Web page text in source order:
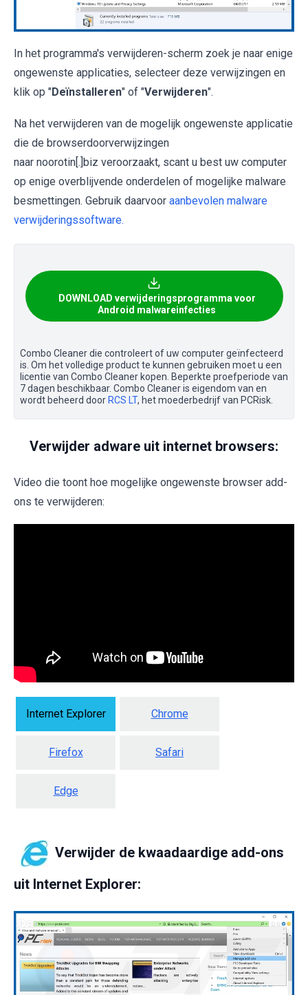
In het programma's verwijderen-scherm zoek je naar enige
ongewenste applicaties, selecteer deze verwijzingen en
klik op "Deïnstalleren" of "Verwijderen".
Na het verwijderen van de mogelijk ongewenste applicatie
die de browserdoorverwijzingen
naar noorotin[.]biz veroorzaakt, scant u best uw computer
op enige overblijvende onderdelen of mogelijke malware
besmettingen. Gebruik daarvoor aanbevolen malware
verwijderingssoftware.
DOWNLOAD verwijderingsprogramma voor
Android malwareinfecties
Combo Cleaner die controleert of uw computer geïnfecteerd
is. Om het volledige product te kunnen gebruiken moet u een
licentie van Combo Cleaner kopen. Beperkte proefperiode van
7 dagen beschikbaar. Combo Cleaner is eigendom van en
wordt beheerd door RCS LT, het moederbedrijf van PCRisk.
Verwijder adware uit internet browsers:
Video die toont hoe mogelijke ongewenste browser add-
ons te verwijderen:
Internet Explorer Chrome
Firefox Safari
Edge
Verwijder de kwaadaardige add-ons
uit Internet Explorer: